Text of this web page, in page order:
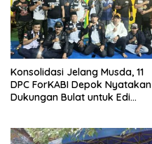
Konsolidasi Jelang Musda, 11
DPC ForKABI Depok Nyatakan
Dukungan Bulat untuk Edi